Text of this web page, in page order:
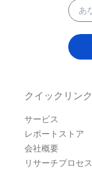
クイックリンク
サービス
レポートストア
会社概要
リサーチプロセス